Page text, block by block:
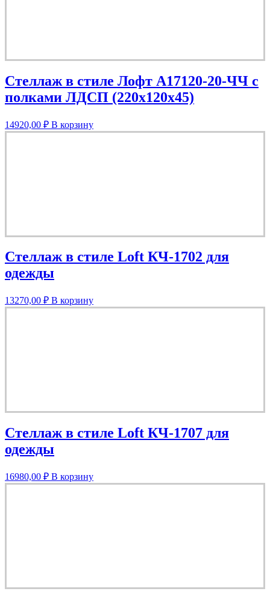
Стеллаж в стиле Лофт A17120-20-ЧЧ с
полками ЛДСП (220х120х45)
14920,00 ₽ В корзину
Стеллаж в стиле Loft КЧ-1702 для
одежды
13270,00 ₽ В корзину
Стеллаж в стиле Loft КЧ-1707 для
одежды
16980,00 ₽ В корзину